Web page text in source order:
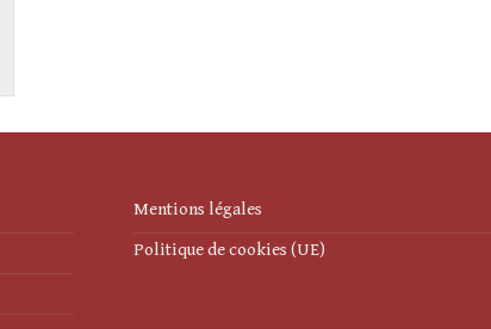
Mentions légales
Politique de cookies (UE)